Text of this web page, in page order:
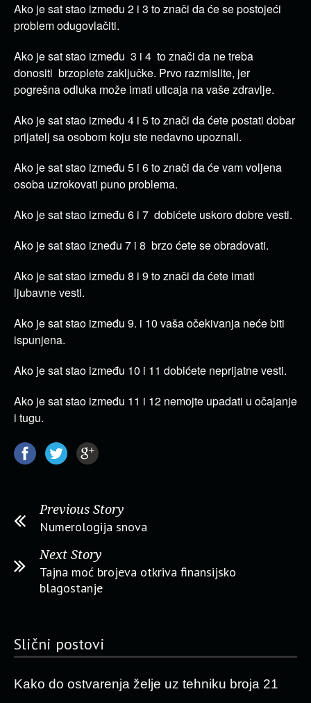
Ako je sat stao između 2 i 3 to znači da će se postojeći
problem odugovlačiti.
Ako je sat stao između 3 i 4 to znači da ne treba
donositi brzoplete zaključke. Prvo razmislite, jer
pogrešna odluka može imati uticaja na vaše zdravlje.
Ako je sat stao između 4 i 5 to znači da ćete postati dobar
prijatelj sa osobom koju ste nedavno upoznali.
Ako je sat stao između 5 i 6 to znači da će vam voljena
osoba uzrokovati puno problema.
Ako je sat stao između 6 i 7 dobićete uskoro dobre vesti.
Ako je sat stao izneđu 7 i 8 brzo ćete se obradovati.
Ako je sat stao između 8 i 9 to znači da ćete imati
ljubavne vesti.
Ako je sat stao između 9. i 10 vaša očekivanja neće biti
ispunjena.
Ako je sat stao između 10 i 11 dobićete neprijatne vesti.
Ako je sat stao između 11 i 12 nemojte upadati u očajanje
i tugu.
Previous Story
Numerologija snova
Next Story
Tajna moć brojeva otkriva finansijsko
blagostanje
Slični postovi
Kako do ostvarenja želje uz tehniku broja 21